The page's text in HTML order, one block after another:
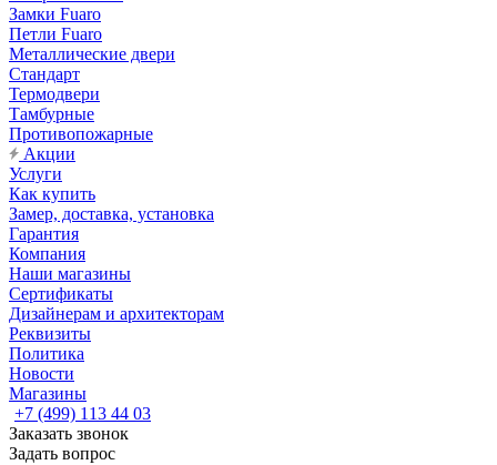
Замки Fuaro
Петли Fuaro
Металлические двери
Стандарт
Термодвери
Тамбурные
Противопожарные
Акции
Услуги
Как купить
Замер, доставка, установка
Гарантия
Компания
Наши магазины
Сертификаты
Дизайнерам и архитекторам
Реквизиты
Политика
Новости
Магазины
+7 (499) 113 44 03
Заказать звонок
Задать вопрос